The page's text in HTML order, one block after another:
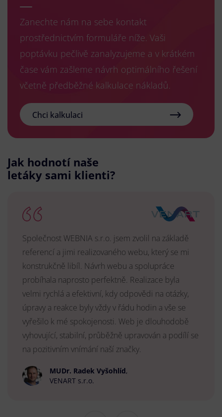
Zanechte nám na sebe kontakt
prostřednictvím formuláře níže. Vaši
poptávku pečlivě zanalyzujeme a v krátkém
čase vám zašleme návrh optimálního řešení
včetně předběžné kalkulace nákladů.
Chci kalkulaci
Jak hodnotí naše
letáky sami klienti?
Společnost WEBNIA s.r.o. jsem zvolil na základě
referencí a jimi realizovaného webu, který se mi
konstrukčně libíl. Návrh webu a spolupráce
probíhala naprosto perfektně. Realizace byla
velmi rychlá a efektivní, kdy odpovědi na otázky,
úpravy a reakce byly vždy v řádu hodin a vše se
vyřešilo k mé spokojenosti. Web je dlouhodobě
vyhovující, stabilní, průběžně upravován a podílí se
na pozitivním vnímání naší značky.
MUDr. Radek Vyšohlíd,
VENART s.r.o.